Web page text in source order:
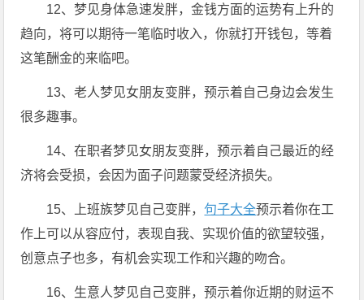
12、梦见身体急速发胖，金钱方面的运势有上升的
趋向，将可以期待一笔临时收入，你就打开钱包，等着
这笔酬金的来临吧。
13、老人梦见女朋友变胖，预示着自己身边会发生
很多趣事。
14、在职者梦见女朋友变胖，预示着自己最近的经
济将会受损，会因为面子问题蒙受经济损失。
15、上班族梦见自己变胖， 句子大全预示着你在工
作上可以从容应付，表现自我、实现价值的欲望较强，
创意点子也多，有机会实现工作和兴趣的吻合。
16、生意人梦见自己变胖，预示着你近期的财运不